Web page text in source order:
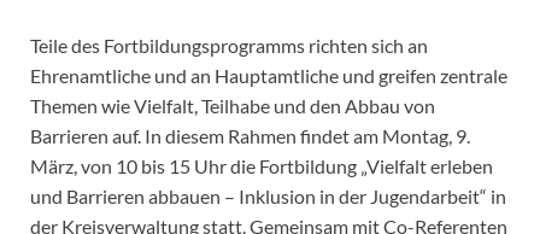
Teile des Fortbildungsprogramms richten sich an
Ehrenamtliche und an Hauptamtliche und greifen zentrale
Themen wie Vielfalt, Teilhabe und den Abbau von
Barrieren auf. In diesem Rahmen findet am Montag, 9.
März, von 10 bis 15 Uhr die Fortbildung „Vielfalt erleben
und Barrieren abbauen – Inklusion in der Jugendarbeit“ in
der Kreisverwaltung statt. Gemeinsam mit Co-Referenten